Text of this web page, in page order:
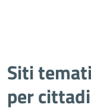
Siti
per